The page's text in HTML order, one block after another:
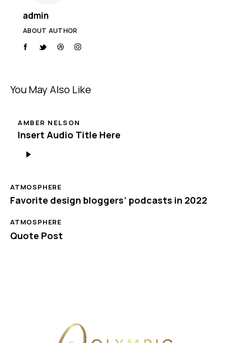
admin
ABOUT AUTHOR
You May Also Like
AMBER NELSON
Insert Audio Title Here
ATMOSPHERE
Favorite design bloggers’ podcasts in 2022
ATMOSPHERE
Quote Post